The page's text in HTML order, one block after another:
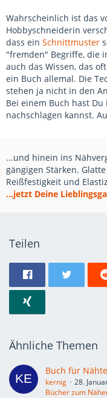
Wahrscheinlich ist das
Hobbyschneiderin
dass ein Schnittmuster
"fremden" Begriffe, die
auch das Wissen, das
ein Buch allemal. Die
stehen ja nicht in den
Bei einem Buch hast
nachschlagen kannst.
...und hinein ins
gängigen Stärken.
Reißfestigkeit und
...jetzt Deine
Teilen
Ähnliche Themen
Buch für
kernig
28.
Bücher zum